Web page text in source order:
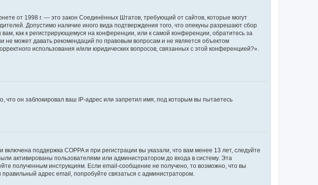
от 1998 г. — это закон Соединённых Штатов, требующий от сайтов, которые могут
Допустимо наличие иного вида подтверждения того, что опекуны разрешают сбор
как к регистрирующемуся на конференции, или к самой конференции, обратитесь за
может давать рекомендаций по правовым вопросам и не является объектом
использования и/или юридических вопросов, связанных с этой конференцией?».
он заблокировал ваш IP-адрес или запретил имя, под которым вы пытаетесь
поддержка COPPA и при регистрации вы указали, что вам менее 13 лет, следуйте
активированы пользователями или администратором до входа в систему. Эта
полученным инструкциям. Если email-сообщение не получено, то возможно, что вы
адрес email, попробуйте связаться с администратором.